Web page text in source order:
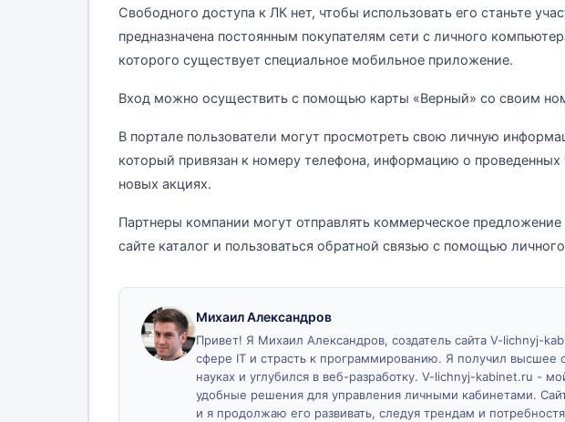
Свободного доступа к ЛК нет, чтобы использовать его станьте
предназначена постоянным покупателям сети с личного
которого существует специальное мобильное приложение.
Вход можно осуществить с помощью карты «Верный» со своим
В портале пользователи могут просмотреть свою личную
который привязан к номеру телефона, информацию о проведенных
новых акциях.
Партнеры компании могут отправлять коммерческое
сайте каталог и пользоваться обратной связью с помощью
Михаил Александров
Привет! Я Михаил Александров, создатель сайта V-lichnyj-
сфере IT и страсть к программированию. Я получил высшее
науках и углубился в веб-разработку. V-lichnyj-kabinet.ru -
удобные решения для управления личными кабинетами.
и я продолжаю его развивать, следуя трендам и